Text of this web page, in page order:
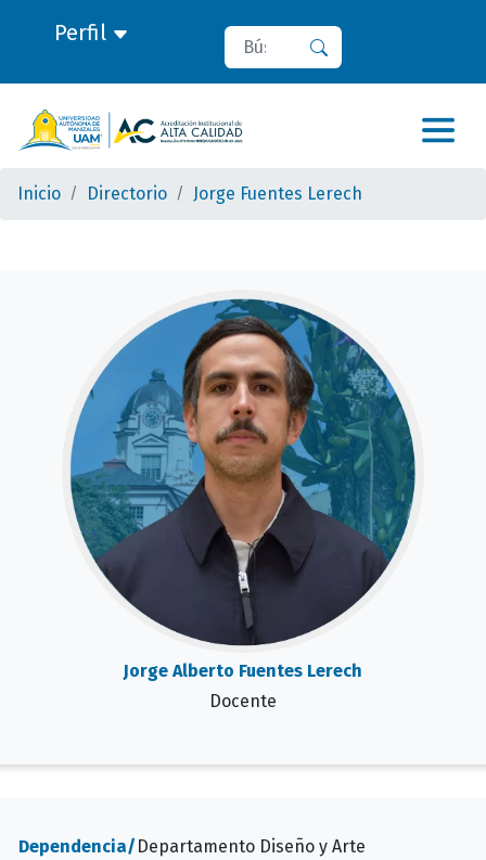
Perfil Buscar
Inicio Directorio Jorge Fuentes Lerech
Jorge Alberto Fuentes Lerech
Docente
Dependencia/ Departamento Diseño y Arte